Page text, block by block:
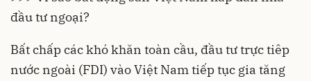
đầu tư ngoại?
Bất chấp các khó khăn toàn cầu, đầu tư trực tiêp
nước ngoài (FDI) vào Việt Nam tiếp tục gia tăng